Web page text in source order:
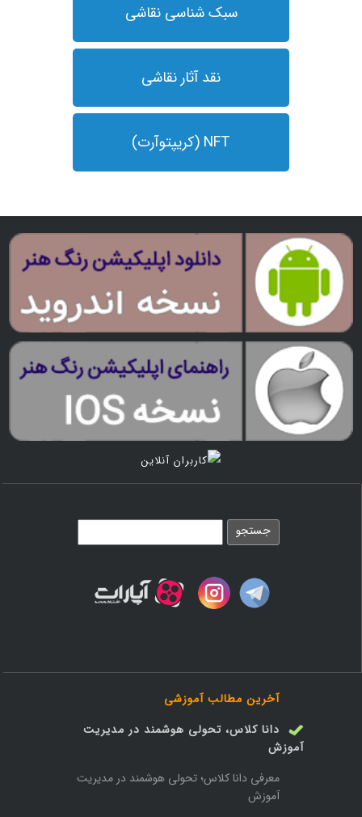
سبک شناسی نقاشی
نقد آثار نقاشی
NFT (کریپتوآرت)
آخرین مطالب آموزشی
دانا کلاس، تحولی هوشمند در مدیریت
آموزش
معرفی دانا کلاس؛ تحولی هوشمند در مدیریت
آموزش